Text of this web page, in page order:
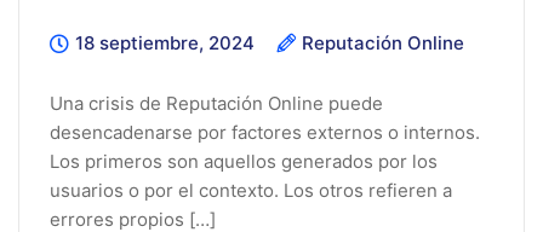
18 septiembre, 2024 Reputación Online
Una crisis de Reputación Online puede
desencadenarse por factores externos o internos.
Los primeros son aquellos generados por los
usuarios o por el contexto. Los otros refieren a
errores propios […]